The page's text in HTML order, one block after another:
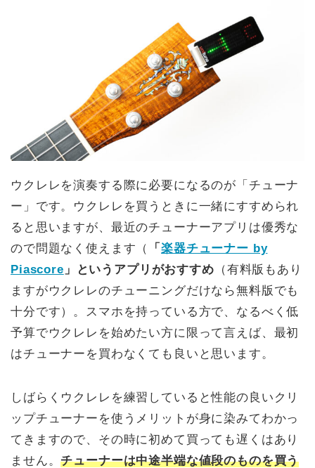
ウクレレを演奏する際に必要になるのが「チューナ
ー」です。ウクレレを買うときに一緒にすすめられ
ると思いますが、最近のチューナーアプリは優秀な
ので問題なく使えます（
「楽器チューナー by
Piascore 」というアプリがおすすめ （有料版もあり
ますがウクレレのチューニングだけなら無料版でも
十分です）。スマホを持っている方で、なるべく低
予算でウクレレを始めたい方に限って言えば、最初
はチューナーを買わなくても良いと思います。
しばらくウクレレを練習していると性能の良いクリ
ップチューナーを使うメリットが身に染みてわかっ
てきますので、その時に初めて買っても遅くはあり
ません。チューナーは中途半端な値段のものを買う